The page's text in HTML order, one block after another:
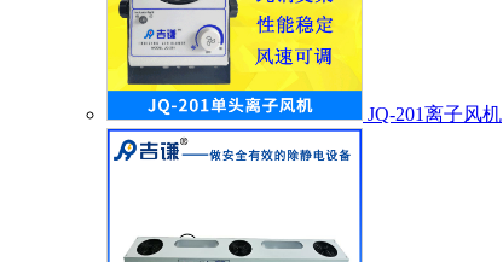
JQ-201离子风机